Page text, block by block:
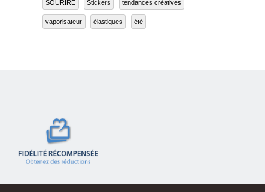
SOURIRE Stickers tendances créatives
vaporisateur élastiques été